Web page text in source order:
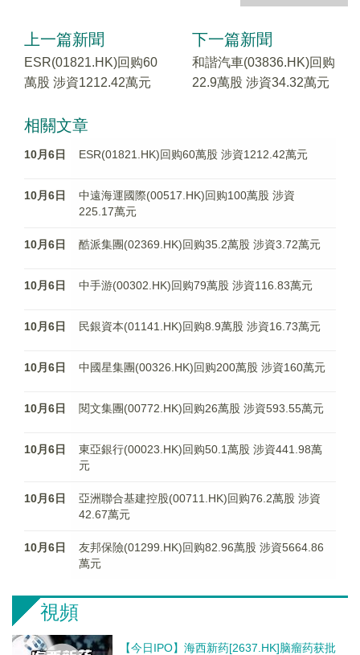
上一篇新聞
ESR(01821.HK)回购60
萬股 涉資1212.42萬元
下一篇新聞
和諧汽車(03836.HK)回购
22.9萬股 涉資34.32萬元
相關文章
10月6日 ESR(01821.HK)回购60萬股 涉資1212.42萬元
10月6日
中遠海運國際(00517.HK)回购100萬股 涉資
225.17萬元
10月6日 酷派集團(02369.HK)回购35.2萬股 涉資3.72萬元
10月6日 中手游(00302.HK)回购79萬股 涉資116.83萬元
10月6日 民銀資本(01141.HK)回购8.9萬股 涉資16.73萬元
10月6日 中國星集團(00326.HK)回购200萬股 涉資160萬元
10月6日 閱文集團(00772.HK)回购26萬股 涉資593.55萬元
10月6日
東亞銀行(00023.HK)回购50.1萬股 涉資441.98萬
元
10月6日
亞洲聯合基建控股(00711.HK)回购76.2萬股 涉資
42.67萬元
10月6日
友邦保險(01299.HK)回购82.96萬股 涉資5664.86
萬元
視頻
【今日IPO】海西新药[2637.HK]脑瘤药获批